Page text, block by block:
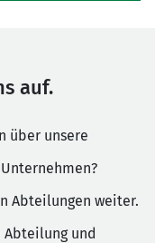
auf.
über unsere
Abteilungen weiter.
und